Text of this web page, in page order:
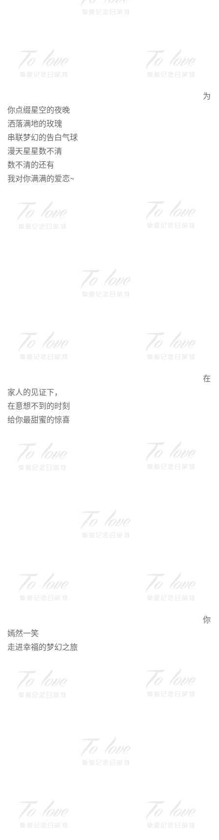
为
你点缀星空的夜晚
洒落满地的玫瑰
串联梦幻的告白气球
漫天星星数不清
数不清的还有
我对你满满的爱恋~
在
家人的见证下，
在意想不到的时刻
给你最甜蜜的惊喜
你
嫣然一笑
走进幸福的梦幻之旅